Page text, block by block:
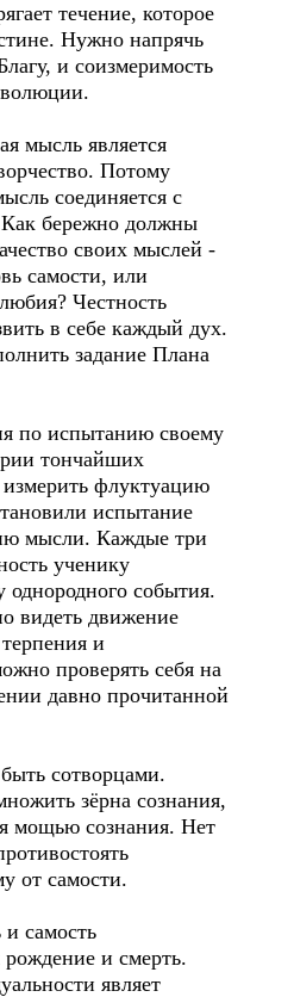
течение, которое
Нужно напрячь
и соизмеримость
мысль является
Потому
соединяется с
бережно должны
своих мыслей -
самости, или
Честность
в себе каждый дух.
задание Плана
по испытанию своему
тончайших
флуктуацию
испытание
мысли. Каждые три
ученику
однородного события.
видеть движение
и
проверять себя на
давно прочитанной
сотворцами.
зёрна сознания,
мощью сознания. Нет
от самости.
самость
и смерть.
являет